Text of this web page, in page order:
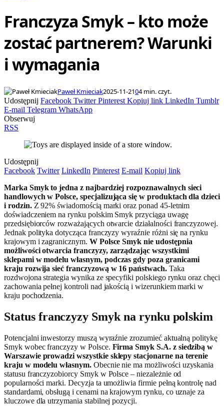
Franczyza Smyk – kto może
zostać partnerem? Warunki
i wymagania
Paweł Kmieciak2025-11-2104 min. czyt.
Udostępnij Facebook Twitter Pinterest Kopiuj link LinkedIn Tumblr
E-mail Telegram WhatsApp
Obserwuj
RSS
Udostępnij
Facebook Twitter LinkedIn Pinterest E-mail Kopiuj link
Marka Smyk to jedna z najbardziej rozpoznawalnych sieci
handlowych w Polsce, specjalizująca się w produktach dla dzieci
i rodzin.Z 92% świadomością marki oraz ponad 45-letnim
doświadczeniem na rynku polskim Smyk przyciąga uwagę
przedsiębiorców rozważających otwarcie działalności franczyzowej.
Jednak polityka dotycząca franczyzy wyraźnie różni się na rynku
krajowym i zagranicznym. W Polsce Smyk nie udostępnia
możliwości otwarcia franczyzy, zarządzając wszystkimi
sklepami w modelu własnym, podczas gdy poza granicami
kraju rozwija sieć franczyzową w 16 państwach.Taka
rozdwojona strategia wynika ze specyfiki polskiego rynku oraz chęci
zachowania pełnej kontroli nad jakością i wizerunkiem marki w
kraju pochodzenia.
Status franczyzy Smyk na rynku polskim
Potencjalni inwestorzy muszą wyraźnie zrozumieć aktualną politykę
Smyk wobec franczyzy w Polsce. Firma Smyk S.A. z siedzibą w
Warszawie prowadzi wszystkie sklepy stacjonarne na terenie
kraju w modelu własnym.Obecnie nie ma możliwości uzyskania
statusu franczyzobiorcy Smyk w Polsce – niezależnie od
popularności marki. Decyzja ta umożliwia firmie pełną kontrolę nad
standardami, obsługą i cenami na krajowym rynku, co uznaje za
kluczowe dla utrzymania stabilnej pozycji.